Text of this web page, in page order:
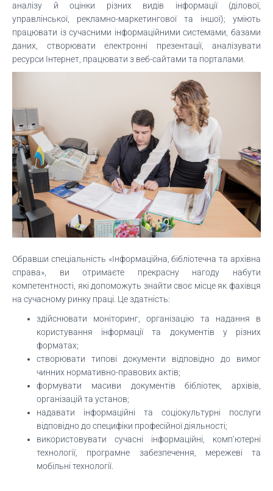
аналізу й оцінки різних видів інформації (ділової,
управлінської, рекламно-маркетингової та іншої); уміють
працювати із сучасними інформаційними системами, базами
даних, створювати електронні презентації, аналізувати
ресурси Інтернет, працювати з веб-сайтами та порталами.
Обравши спеціальність «Інформаційна, бібліотечна та архівна
справа», ви отримаєте прекрасну нагоду набути
компетентності, які допоможуть знайти своє місце як фахівця
на сучасному ринку праці. Це здатність:
здійснювати моніторинг, організацію та надання в
користування інформації та документів у різних
форматах;
створювати типові документи відповідно до вимог
чинних нормативно-правових актів;
формувати масиви документів бібліотек, архівів,
організацій та установ;
надавати інформаційні та соціокультурні послуги
відповідно до специфіки професійної діяльності;
використовувати сучасні інформаційні, комп’ютерні
технології, програмне забезпечення, мережеві та
мобільні технології.